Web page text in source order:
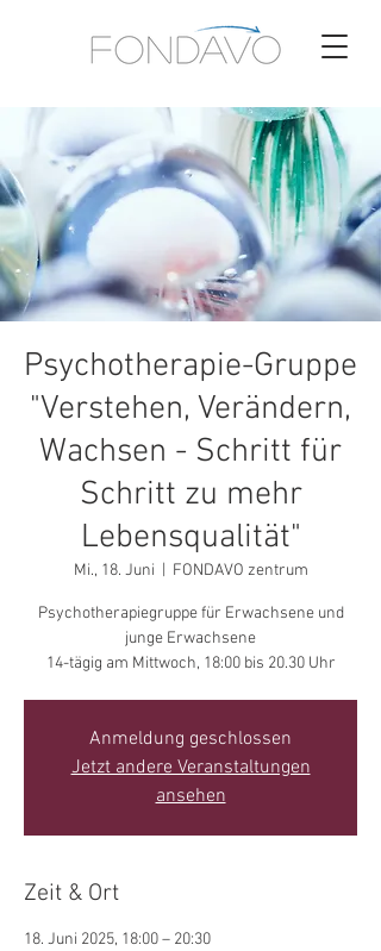
Psychotherapie-Gruppe
"Verstehen, Verändern,
Wachsen - Schritt für
Schritt zu mehr
Lebensqualität"
Mi., 18. Juni FONDAVO zentrum
Psychotherapiegruppe für Erwachsene und
junge Erwachsene
14-tägig am Mittwoch, 18:00 bis 20.30 Uhr
Anmeldung geschlossen
Jetzt andere Veranstaltungen
ansehen
Zeit & Ort
18. Juni 2025, 18:00 – 20:30